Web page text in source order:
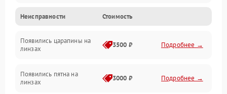
Неисправность электроники (если объектив с мотором/
Прочие неисправности
Неисправности Стоимость
Появились царапины на
линзах
3500 ₽ Подробнее →
Появились пятна на
линзах
3000 ₽ Подробнее →